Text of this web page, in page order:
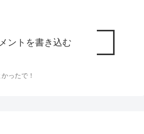
ントを書き込む
ったで！